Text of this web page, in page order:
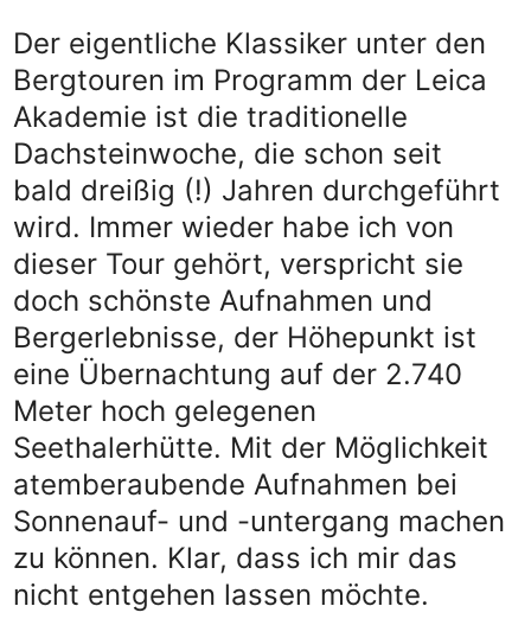
Der eigentliche Klassiker unter den
Bergtouren im Programm der Leica
Akademie ist die traditionelle
Dachsteinwoche, die schon seit
bald dreißig (!) Jahren durchgeführt
wird. Immer wieder habe ich von
dieser Tour gehört, verspricht sie
doch schönste Aufnahmen und
Bergerlebnisse, der Höhepunkt ist
eine Übernachtung auf der 2.740
Meter hoch gelegenen
Seethalerhütte. Mit der Möglichkeit
atemberaubende Aufnahmen bei
Sonnenauf- und -untergang machen
zu können. Klar, dass ich mir das
nicht entgehen lassen möchte.